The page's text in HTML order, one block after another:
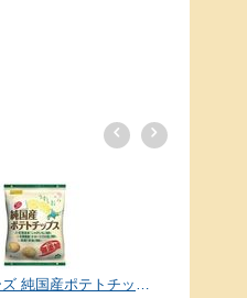
ノースカラーズ 純国産ポテトチップス・うすしお 55g